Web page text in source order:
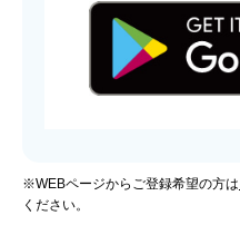
※WEBページからご登録希望の方は
ください。